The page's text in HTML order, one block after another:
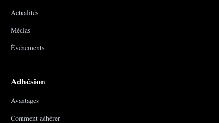
Actualités
Médias
Événements
Adhésion
Avantages
Comment adhérer